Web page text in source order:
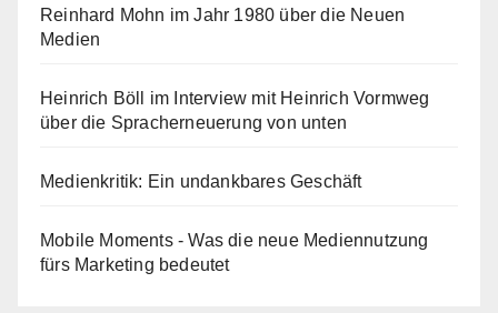
Reinhard Mohn im Jahr 1980 über die Neuen
Medien
Heinrich Böll im Interview mit Heinrich Vormweg
über die Spracherneuerung von unten
Medienkritik: Ein undankbares Geschäft
Mobile Moments - Was die neue Mediennutzung
fürs Marketing bedeutet